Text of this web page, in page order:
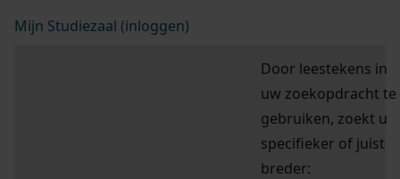
Mijn Studiezaal (inloggen)
Door leestekens in
uw zoekopdracht te
gebruiken, zoekt u
specifieker of juist
breder: